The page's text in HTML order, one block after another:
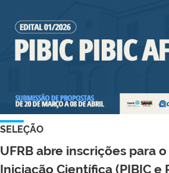
SELEÇÃO
UFRB abre inscrições para
Iniciação Científica (PIBIC e